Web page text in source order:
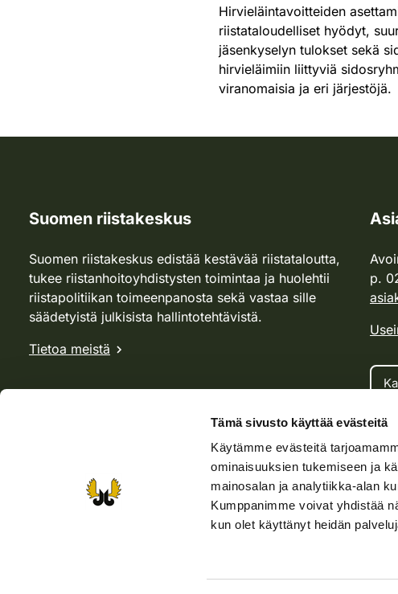
Tämä sivusto käyttää evästeitä
Käytämme evästeitä
ominaisuuksien tukemiseen ja
mainosalan ja analytiikka-alan
Kumppanimme voivat yhdistää
kun olet käyttänyt heidän
Hirvieläintavoitteiden
riistataloudelliset hyödyt,
jäsenkyselyn tulokset sekä
hirvieläimiin liittyviä
viranomaisia ja eri järjestöjä.
Suomen riistakeskus
Suomen riistakeskus edistää kestävää riistataloutta,
tukee riistanhoitoyhdistysten toimintaa ja huolehtii
riistapolitiikan toimeenpanosta sekä vastaa sille
säädetyistä julkisista hallintotehtävistä.
Tietoa meistä
p.